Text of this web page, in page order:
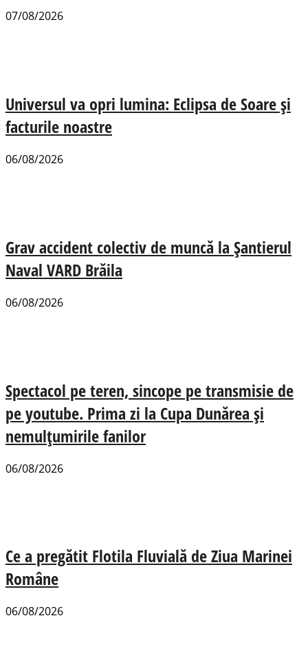
07/08/2026
Universul va opri lumina: Eclipsa de Soare și
facturile noastre
06/08/2026
Grav accident colectiv de muncă la Șantierul
Naval VARD Brăila
06/08/2026
Spectacol pe teren, sincope pe transmisie de
pe youtube. Prima zi la Cupa Dunărea și
nemulțumirile fanilor
06/08/2026
Ce a pregătit Flotila Fluvială de Ziua Marinei
Române
06/08/2026